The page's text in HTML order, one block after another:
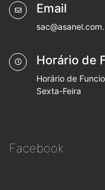
Email
Horário de
Horário de
Sexta-Feira
Facebook